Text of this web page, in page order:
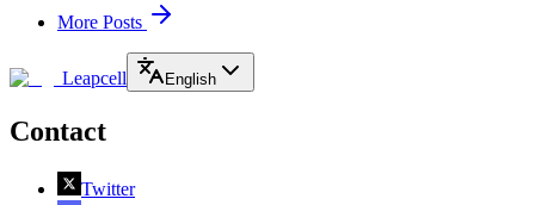
More Posts
Leapcell English
Contact
Twitter